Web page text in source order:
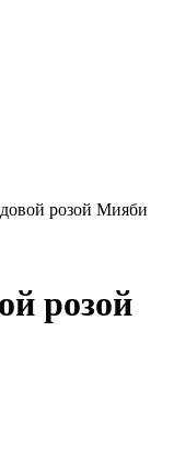
розой Мияби
розой